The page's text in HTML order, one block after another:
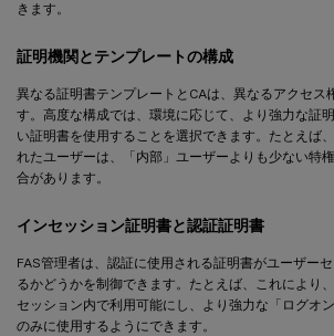
きます。
証明機関とテンプレートの構成
異なる証明書テンプレートとCAは、異なるアクセス
す。高度な構成では、環境に応じて、より強力な証
い証明書を使用することを選択できます。たとえば
れたユーザーは、「内部」ユーザーよりも少ない特
合があります。
インセッション証明書と認証証明書
FAS管理者は、認証に使用される証明書がユーザー
るかどうかを制御できます。たとえば、これにより
セッション内で利用可能にし、より強力な「ログオ
のみに使用するようにできます。